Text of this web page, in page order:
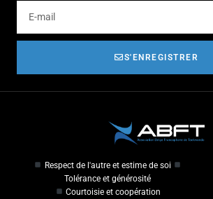
S'ENREGISTRER
Respect de l'autre et estime de soi
Tolérance et générosité
Courtoisie et coopération